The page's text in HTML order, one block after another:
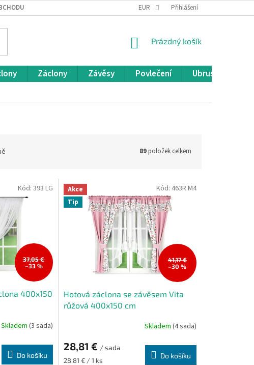
OBCHODNÍ PODMÍNKY
EUR Přihlášení
NÁKUPNÍ
Prázdný košík
Záclony Závěsy Povlečení Ubrusy
89položek celkem
37,05 €
–33 %
400x150
Skladem (3 sada)
Do košíku
Kód: 393 LG
Akce
Tip
41,17 €
–30 %
Hotová záclona se závěsem Vita
růžová 400x150 cm
Skladem (4 sada)
28,81 € / sada
Měrná
28,81 € / 1 ks
Do košíku
Kód: 463R M4